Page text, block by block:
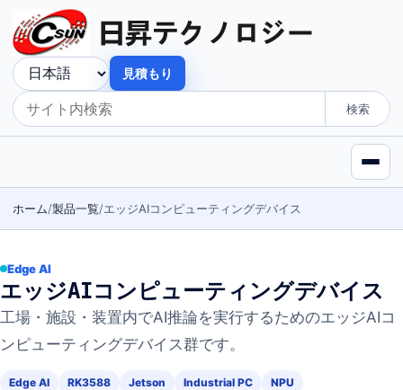
検索
見積もり
ホーム 製品一覧 エッジAIコンピューティングデバイス
Edge AI
エッジAIコンピューティングデバイス
工場・施設・装置内でAI推論を実行するためのエッジAIコ
ンピューティングデバイス群です。
Edge AI RK3588 Jetson Industrial PC NPU